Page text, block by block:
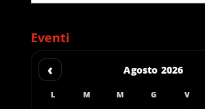
Eventi
‹ Agosto 2026
L M M G V